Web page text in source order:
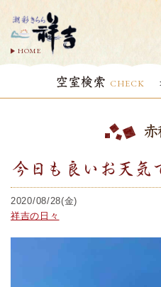
HOME
空室検索 CHECK
赤
今日も良いお天気
2020/08/28(金)
祥吉の日々